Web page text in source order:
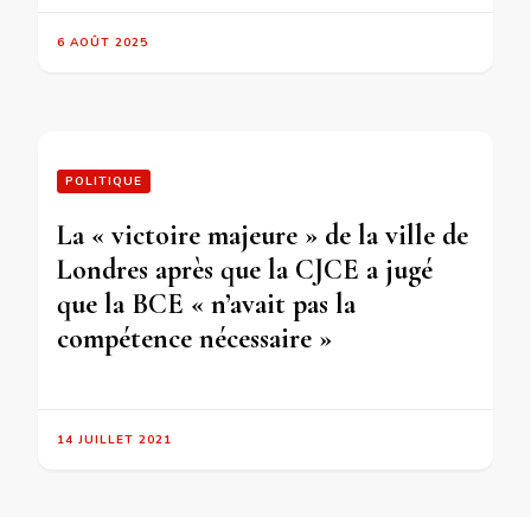
6 AOÛT 2025
POLITIQUE
La « victoire majeure » de la ville de
Londres après que la CJCE a jugé
que la BCE « n’avait pas la
compétence nécessaire »
14 JUILLET 2021